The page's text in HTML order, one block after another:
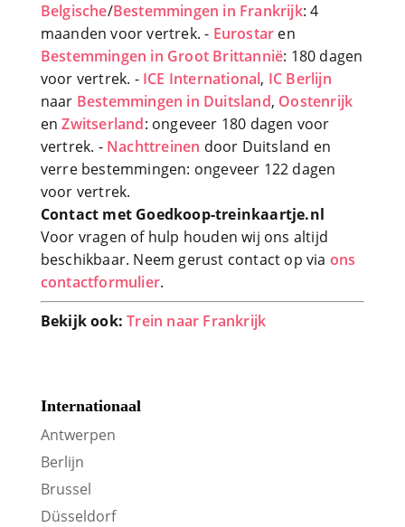
Belgische/Bestemmingen in Frankrijk: 4
maanden voor vertrek. - Eurostar en
Bestemmingen in Groot Brittannië: 180 dagen
voor vertrek. - ICE International, IC Berlijn
naar Bestemmingen in Duitsland, Oostenrijk
enZwitserland: ongeveer 180 dagen voor
vertrek. - Nachttreinen door Duitsland en
verre bestemmingen: ongeveer 122 dagen
voor vertrek.
Contact met Goedkoop-treinkaartje.nl
Voor vragen of hulp houden wij ons altijd
beschikbaar. Neem gerust contact op via ons
contactformulier.
Bekijk ook: Trein naar Frankrijk
Internationaal
Antwerpen
Berlijn
Brussel
Düsseldorf